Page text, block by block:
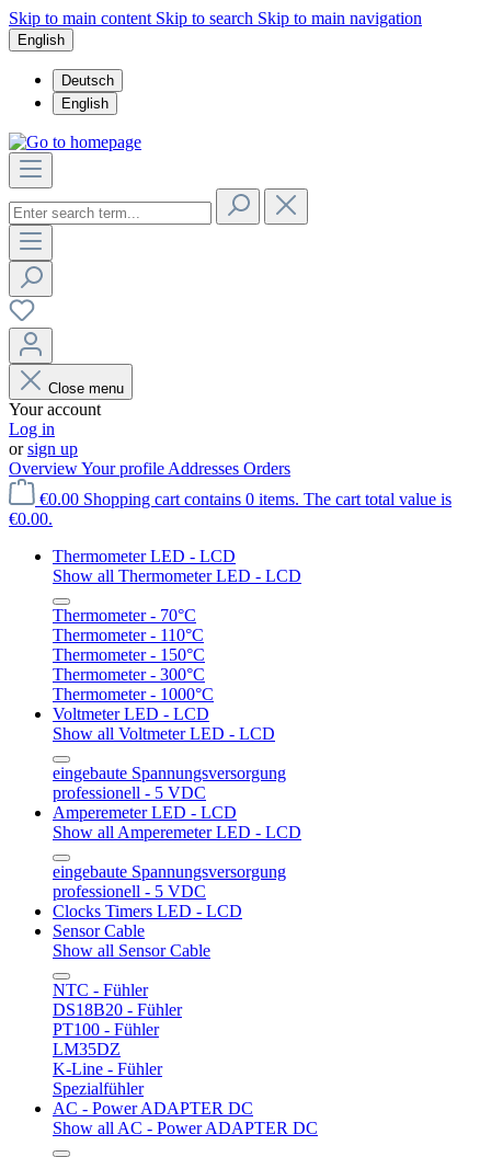
Skip to main content Skip to search Skip to main navigation
English
Deutsch
English
Close menu
Your account
Log in
orsign up
OverviewYour profile Addresses Orders
€0.00 Shopping cart contains 0 items. The cart total value is
€0.00.
Thermometer LED - LCD
Show all Thermometer LED - LCD
Thermometer - 70°C
Thermometer - 110°C
Thermometer - 150°C
Thermometer - 300°C
Thermometer - 1000°C
Voltmeter LED - LCD
Show all Voltmeter LED - LCD
eingebaute Spannungsversorgung
professionell - 5 VDC
Amperemeter LED - LCD
Show all Amperemeter LED - LCD
eingebaute Spannungsversorgung
professionell - 5 VDC
Clocks Timers LED - LCD
Sensor Cable
Show all Sensor Cable
NTC - Fühler
DS18B20 - Fühler
PT100 - Fühler
LM35DZ
K-Line - Fühler
Spezialfühler
AC - Power ADAPTER DC
Show all AC - Power ADAPTER DC